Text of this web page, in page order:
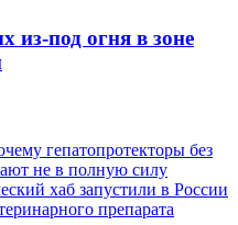
из-под огня в зоне
гепатопротекторы без
не в полную силу
хаб запустили в России
препарата